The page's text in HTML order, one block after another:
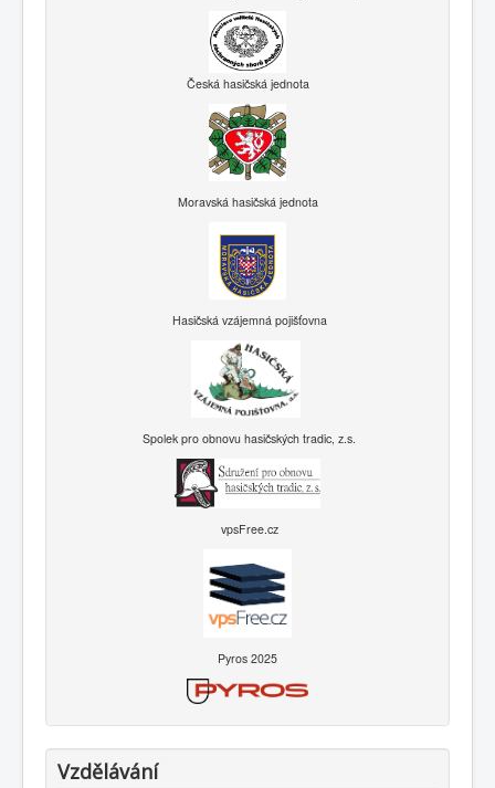
Česká hasičská jednota
Moravská hasičská jednota
Hasičská vzájemná pojišťovna
Spolek pro obnovu hasičských tradic, z.s.
vpsFree.cz
Pyros 2025
Vzdělávání